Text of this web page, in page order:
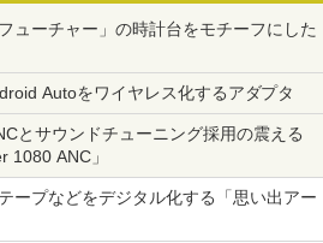
ューチャー」の時計台をモチーフにした
Autoをワイヤレス化するアダプタ
とサウンドチューニング採用の震える
1080 ANC」
ープなどをデジタル化する「思い出アー